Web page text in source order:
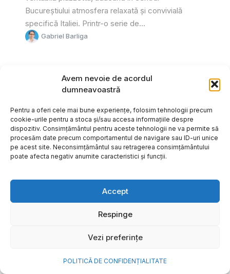
Avem nevoie de acordul
dumneavoastră
Pentru a oferi cele mai bune experiențe, folosim tehnologii precum
cookie-urile pentru a stoca și/sau accesa informațiile despre
dispozitiv. Consimțământul pentru aceste tehnologii ne va permite să
procesăm date precum comportamentul de navigare sau ID-uri unice
pe acest site. Neconsimțământul sau retragerea consimțământului
poate afecta negativ anumite caracteristici și funcții.
Accept
Respinge
Vezi preferințe
POLITICĂ DE CONFIDENȚIALITATE
Bucureștiului atmosfera relaxată și convivială
specifică Italiei. Printr-o serie de...
Gabriel Barliga
Cum transformi cele mai
o bijuterie Pandora pe care o
porți zi de zi